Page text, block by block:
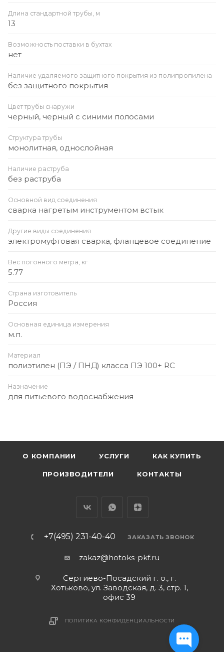
Длина стандартной трубы, м
13
Возможность поставки в бухтах
нет
Наличие удаляемого защитного покрытия из полипропилена
без защитного покрытия
Цвет трубы снаружи
черный, черный с синими полосами
Структура трубы
монолитная, однослойная
Наличие раструба
без раструба
Основной вид соединения
сварка нагретым инструментом встык
Другие виды соединения
электромуфтовая сварка, фланцевое соединение
Вес погонного метра, кг
5.77
Страна изготовитель
Россия
Основная единица измерения
м.п.
Материал
полиэтилен (ПЭ / ПНД) класса ПЭ 100+ RC
Назначение
для питьевого водоснабжения
О КОМПАНИИ УСЛУГИ КАК КУПИТЬ
ПРОИЗВОДИТЕЛИ КОНТАКТЫ
+7(495) 231-40-40 ЗАКАЗАТЬ ЗВОНОК
zakaz@hotoks-pkf.ru
Сергиево-Посадский г. о., г.
Хотьково, ул. Заводская, д. 3, стр. 1,
офис 39
ПОЛИТИКА КОНФИДЕНЦИАЛЬНОСТИ